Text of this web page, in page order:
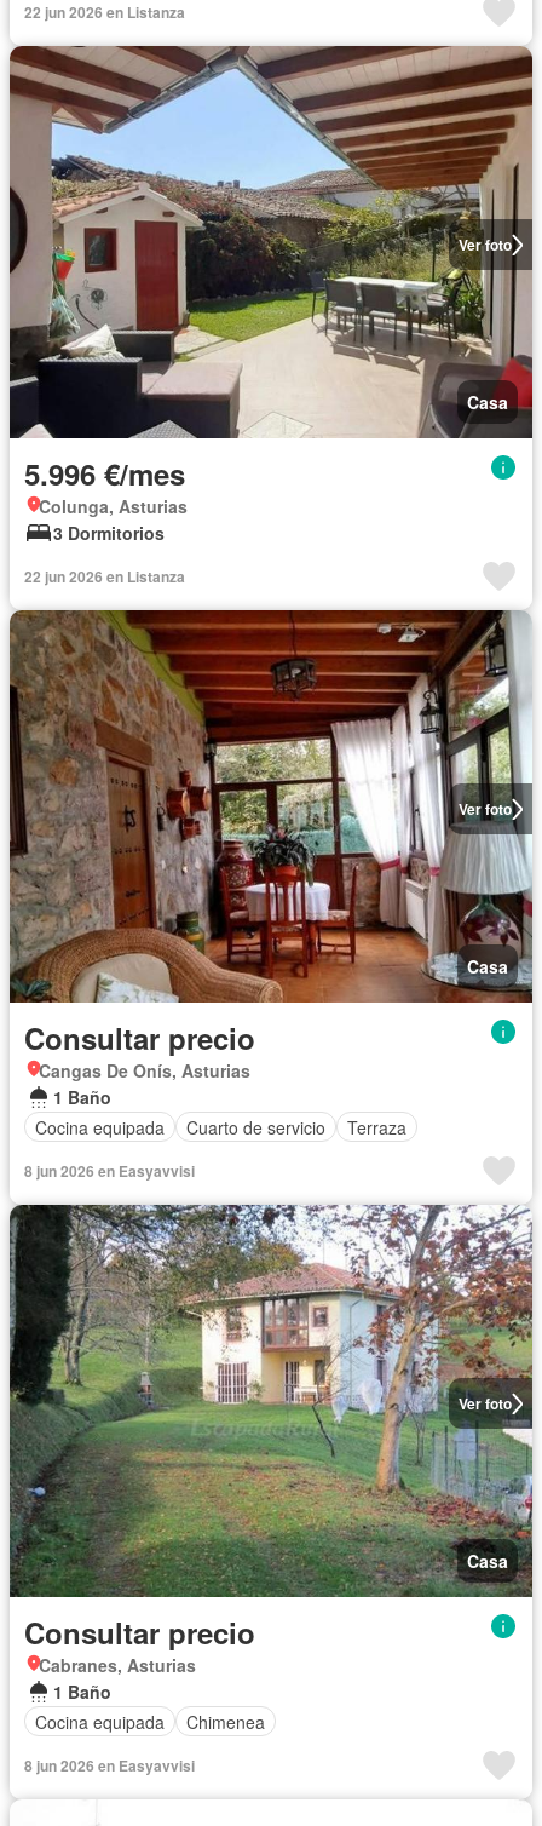
22 jun 2026 en Listanza
Ver foto
Casa
5.996 €/mes
Colunga, Asturias
3 Dormitorios
22 jun 2026 en Listanza
Ver foto
Casa
Consultar precio
Cangas De Onís, Asturias
1 Baño
Cocina equipada
Cuarto de servicio Terraza
8 jun 2026 en Easyavvisi
Ver foto
Casa
Consultar precio
Cabranes, Asturias
1 Baño
Cocina equipada
Chimenea
8 jun 2026 en Easyavvisi